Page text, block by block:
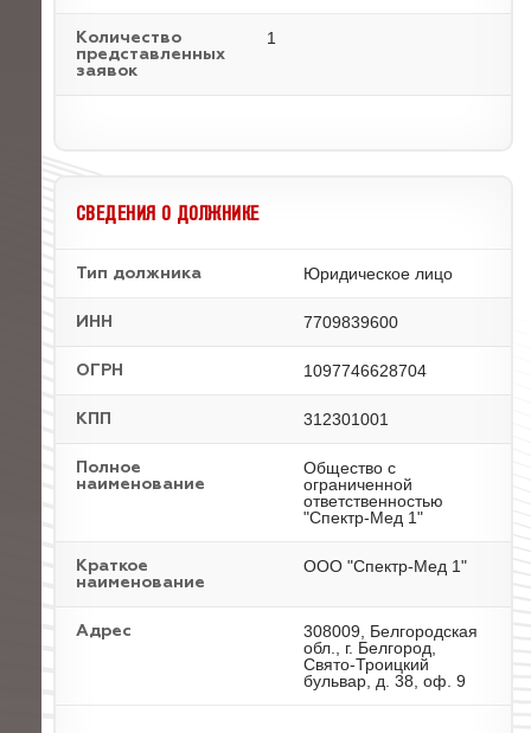
Количество
представленных
заявок
1
СВЕДЕНИЯ О ДОЛЖНИКЕ
Тип должника Юридическое лицо
ИНН 7709839600
ОГРН 1097746628704
КПП 312301001
Полное
наименование
Общество с
ограниченной
ответственностью
"Спектр-Мед 1"
Краткое
наименование
ООО "Спектр-Мед 1"
Адрес
308009, Белгородская
обл., г. Белгород,
Свято-Троицкий
бульвар, д. 38, оф. 9